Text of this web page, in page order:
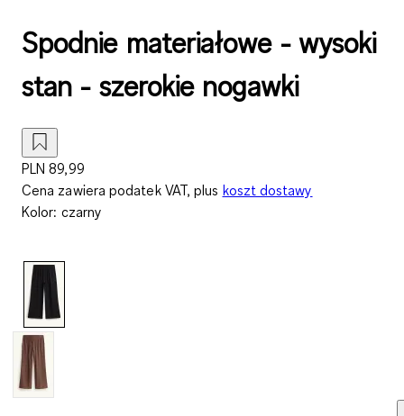
Spodnie materiałowe - wysoki
stan - szerokie nogawki
PLN 89,99
Cena zawiera podatek VAT, plus koszt dostawy
Kolor: czarny